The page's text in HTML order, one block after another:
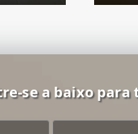
se a baixo